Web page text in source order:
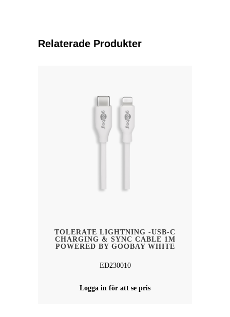
Relaterade Produkter
TOLERATE LIGHTNING -USB-C
CHARGING & SYNC CABLE 1M
POWERED BY GOOBAY WHITE
ED230010
Logga in för att se pris